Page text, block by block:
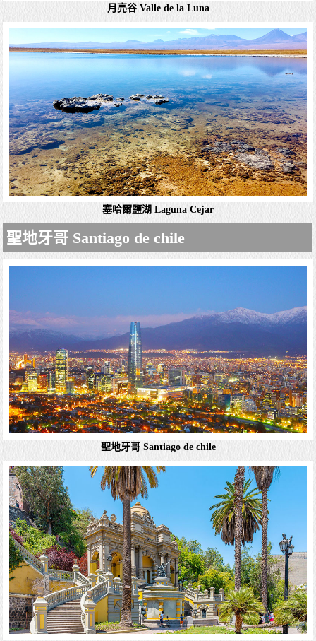
死亡谷 Mirador Valle de Muerte
智利的阿塔卡馬沙漠（Atacama Desert）是世界上最乾燥的
沙漠之一，擁有許多壯觀的景點，其中之一就是死亡谷
（Valle de la Muerte）或稱為死亡盆地，以及其觀景台
（Mirador）...
詳細資料
月亮谷 Valle de la Luna
月亮谷 Valle de la Luna
智利 Valle de la Luna（月亮谷） – 智利的阿塔卡馬沙漠
（Atacama Desert）是世界上最乾燥的沙漠之一，被譽為地
球上最接近月球表面環境的地方之一。在阿塔卡馬沙漠...
塞哈爾鹽湖 Laguna Cejar
塞哈爾鹽湖 Laguna Cejar
Laguna Cejar- 比以色列 “Dead Sea 死海” 還要鹹的高山湖 阿
塔卡沙漠簡直就是智利的寶藏，作為世界「干級」，它孕育
了太多讓人嘆為觀止的自然景觀，阿塔卡瑪...
詳細資料
聖地牙哥 Santiago de chile
聖地牙哥 Santiago de chile